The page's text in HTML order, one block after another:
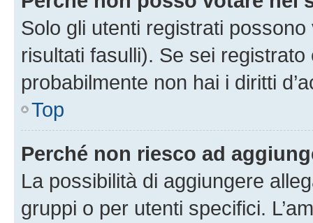
Solo gli utenti registrati
risultati fasulli). Se sei
probabilmente non hai i diritti
Top
Perché non riesco ad
La possibilità di aggiungere
gruppi o per utenti specifici.